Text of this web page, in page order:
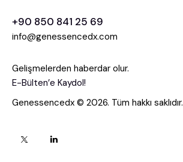
+90 850 841 25 69
info@genessencedx.com
Gelişmelerden haberdar olur.
E-Bülten’e Kaydol!
Genessencedx © 2026. Tüm hakkı saklıdır.